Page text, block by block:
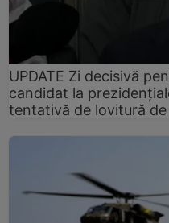
UPDATE Zi decisivă
candidat la
tentativă de lovitură